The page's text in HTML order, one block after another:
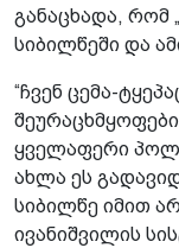
განაცხადა, რომ
სიბილწეში და
“ჩვენ ცემა-
ყველაფერი
ახლა ეს
სიბილწე იმით
ივანიშვილის